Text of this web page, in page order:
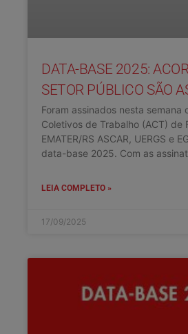
DATA-BASE 2025:
SETOR PÚBLICO SÃO
Foram assinados nesta semana
Coletivos de Trabalho (ACT) de
EMATER/RS ASCAR, UERGS e
data-base 2025. Com as
LEIA COMPLETO »
17/09/2025